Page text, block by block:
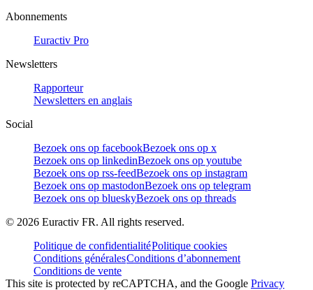
Abonnements
Euractiv Pro
Newsletters
Rapporteur
Newsletters en anglais
Social
Bezoek ons op facebookBezoek ons op x
Bezoek ons op linkedinBezoek ons op youtube
Bezoek ons op rss-feedBezoek ons op instagram
Bezoek ons op mastodonBezoek ons op telegram
Bezoek ons op blueskyBezoek ons op threads
© 2026 Euractiv FR. All rights reserved.
Politique de confidentialitéPolitique cookies
Conditions généralesConditions d’abonnement
Conditions de vente
This site is protected by reCAPTCHA, and the Google Privacy